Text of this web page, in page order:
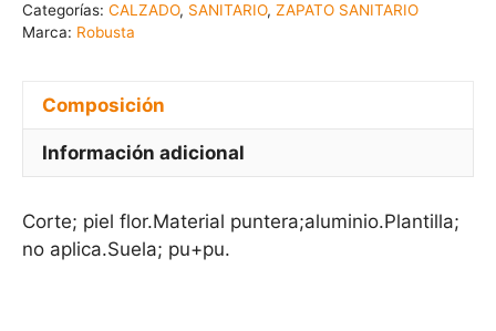
Categorías: CALZADO, SANITARIO, ZAPATO SANITARIO
Marca: Robusta
Composición
Información adicional
Corte; piel flor.Material puntera;aluminio.Plantilla;
no aplica.Suela; pu+pu.